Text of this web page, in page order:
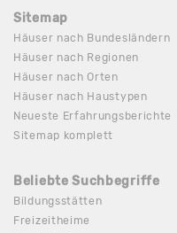
Sitemap
Häuser nach Bundesländern
Häuser nach Regionen
Häuser nach Orten
Häuser nach Haustypen
Neueste Erfahrungsberichte
Sitemap komplett
Beliebte Suchbegriffe
Bildungsstätten
Freizeitheime